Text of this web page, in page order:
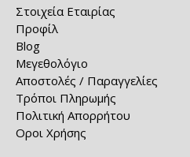
Στοιχεία Εταιρίας
Προφίλ
Blog
Μεγεθολόγιο
Αποστολές / Παραγγελίες
Τρόποι Πληρωμής
Πολιτική Απορρήτου
Οροι Χρήσης